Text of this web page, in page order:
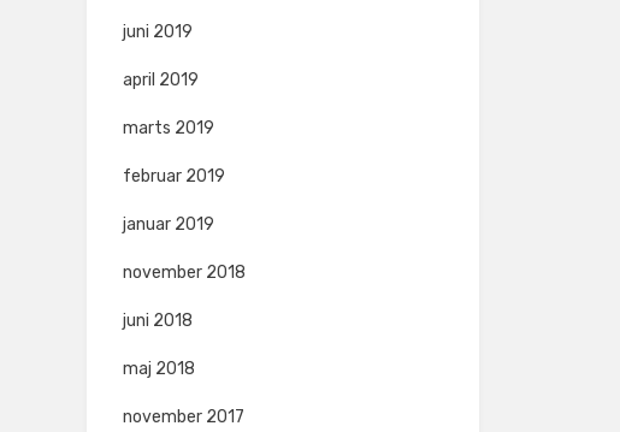
juni 2019
april 2019
marts 2019
februar 2019
januar 2019
november 2018
juni 2018
maj 2018
november 2017